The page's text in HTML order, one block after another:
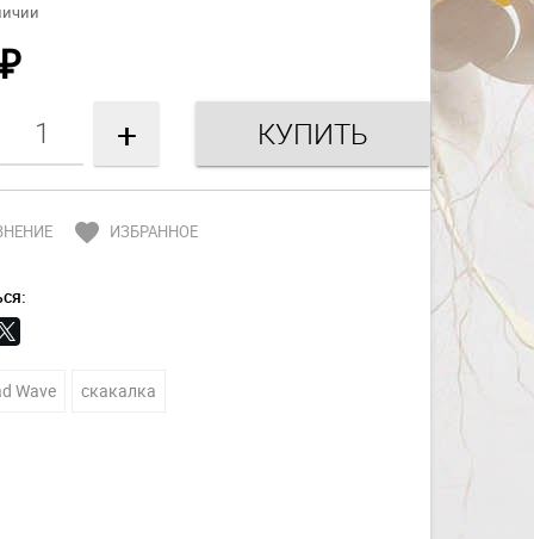
₽
+
favorite ИЗБРАННОЕ
Wave скакалка